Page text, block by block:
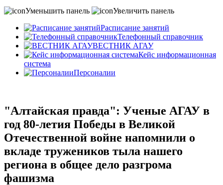
Уменьшить панель
Увеличить панель
Расписание занятий
Телефонный справочник
ВЕСТНИК АГАУ
Кейс информационная
система
Персоналии
"Алтайская правда": Ученые АГАУ в
год 80-летия Победы в Великой
Отечественной войне напомнили о
вкладе тружеников тыла нашего
региона в общее дело разгрома
фашизма